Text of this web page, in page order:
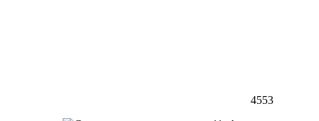
4553